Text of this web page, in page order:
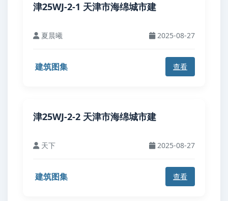
津25WJ-2-1 天津市海绵城市建
夏晨曦 2025-08-27
建筑图集 查看
津25WJ-2-2 天津市海绵城市建
天下 2025-08-27
建筑图集 查看